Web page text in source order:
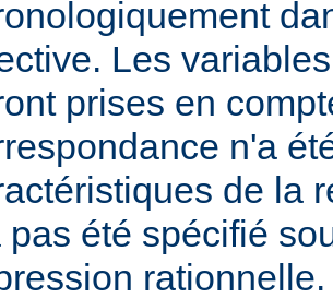
Les
prises en
n'a
de la
pas été spécifié
rationnelle.